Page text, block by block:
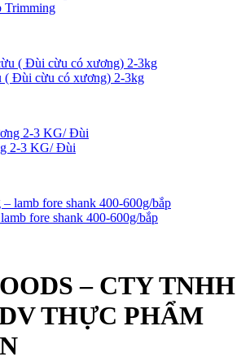
Trimming
( Đùi cừu có xương) 2-3kg
2-3 KG/ Đùi
fore shank 400-600g/bắp
– CTY TNHH
THỰC PHẨM